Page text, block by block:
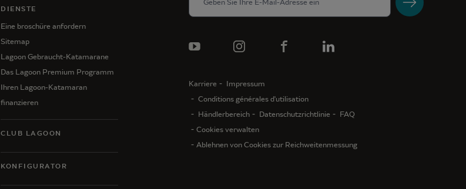
DIENSTE
Eine broschüre anfordern
Sitemap
Lagoon Gebraucht-Katamarane
Das Lagoon Premium Programm
Ihren Lagoon-Katamaran
finanzieren
CLUB LAGOON
KONFIGURATOR
Karriere
Impressum
Conditions générales d'utilisation
Händlerbereich
Datenschutzrichtlinie
FAQ
Cookies verwalten
Ablehnen von Cookies zur Reichweitenmessung